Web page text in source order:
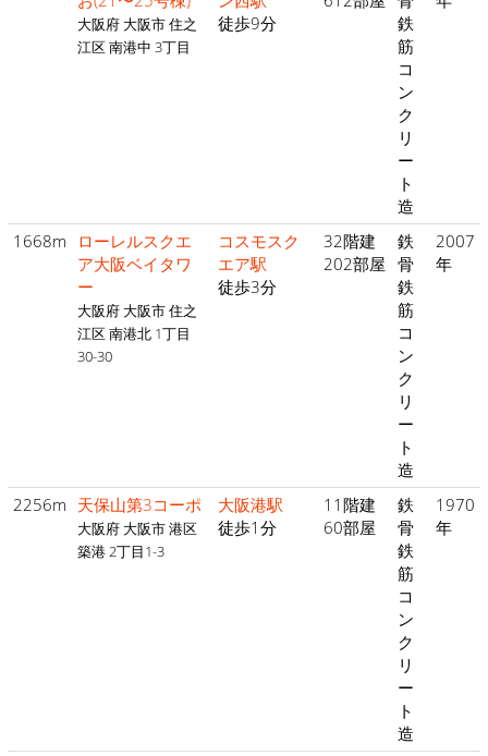
大阪府 大阪市 住之
江区 南港中 3丁目
徒歩9分
鉄
筋
コ
ン
ク
リ
ー
ト
造
1668m
ローレルスクエ
ア大阪ベイタワ
ー
大阪府 大阪市 住之
江区 南港北 1丁目
30-30
コスモスク
エア駅
徒歩3分
32階建
202部屋
鉄
骨
鉄
筋
コ
ン
ク
リ
ー
ト
造
2007
年
2256m 天保山第3コーポ
大阪府 大阪市 港区
築港 2丁目1-3
大阪港駅
徒歩1分
11階建
60部屋
鉄
骨
鉄
筋
コ
ン
ク
リ
ー
ト
造
1970
年